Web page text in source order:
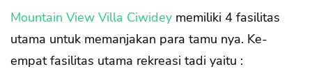
Mountain View Villa Ciwidey memiliki 4 fasilitas
utama untuk memanjakan para tamu nya. Ke-
empat fasilitas utama rekreasi tadi yaitu :